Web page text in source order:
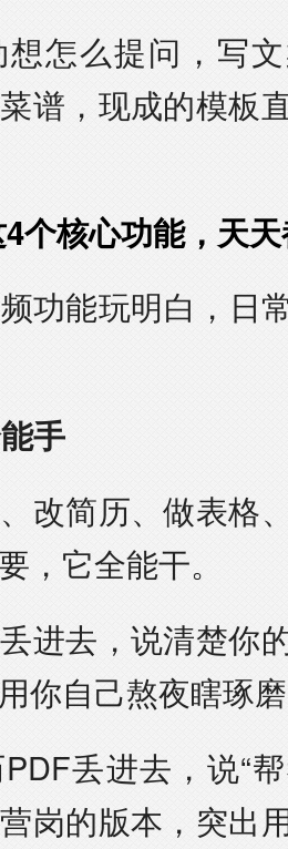
怎么提问，写
谱，现成的模板
个核心功能，天
功能玩明白，日
手
改简历、做表格
，它全能干。
进去，说清楚你
你自己熬夜瞎琢
丢进去，说“
岗的版本，突出